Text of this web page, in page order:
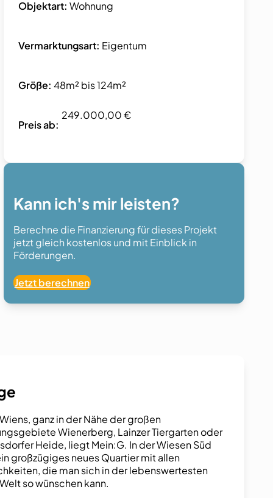
Objektart: Wohnung
Vermarktungsart: Eigentum
Größe: 48m² bis 124m²
Preis ab:
249.000,00 €
Kann ich's mir leisten?
Berechne die Finanzierung für dieses Projekt
jetzt gleich kostenlos und mit Einblick in
Förderungen.
Jetzt berechnen
ganz in der Nähe der großen
Wienerberg, Lainzer Tiergarten oder
Heide, liegt Mein:G. In der Wiesen Süd
großzügiges neues Quartier mit allen
die man sich in der lebenswertesten
so wünschen kann.